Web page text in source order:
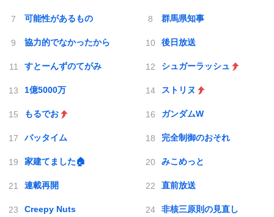
可能性があるもの 群馬県知事
協力的でなかったから 後日放送
すとーんずのてがみ シュガーラッシュ
1億5000万 ストリヌ
もるでお ガンダムW
バッタイム 完全制御のおそれ
家建てました🏠 みこめっと
連載再開 直前放送
Creepy Nuts 非核三原則の見直し